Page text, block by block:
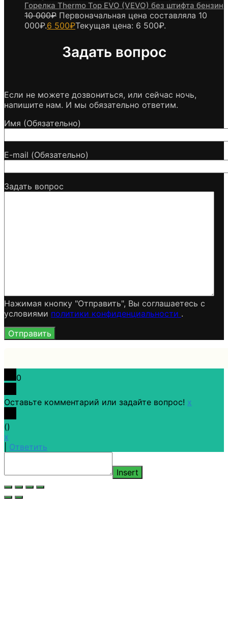
Горелка Thermo Top EVO (VEVO) без штифта бензин
10 000₽ Первоначальная цена составляла 10
000₽.6 500₽Текущая цена: 6 500₽.
Задать вопрос
Если не можете дозвониться, или сейчас ночь,
напишите нам. И мы обязательно ответим.
Имя (Обязательно)
E-mail (Обязательно)
Задать вопрос
Нажимая кнопку "Отправить", Вы соглашаетесь c
условиями политики конфиденциальности .
0
Оставьте комментарий или задайте вопрос! x
()
x
Ответить
Insert